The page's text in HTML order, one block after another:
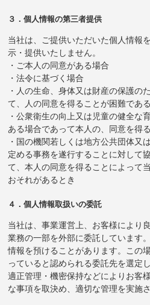
３．個人情報の第三者提供
当社は、ご提供いただいた個人情報
示・提供いたしません。
・ご本人の同意がある場合
・法令に基づく場合
・人の生命、身体又は財産の保護の
て、人の同意を得ることが困難であ
・公衆衛生の向上又は児童の健全な
ある場合であって本人の、同意を得
・国の機関若しくは地方公共団体又
定める事務を遂行することに対して
て、本人の同意を得ることによって
おそれがあるとき
４．個人情報取扱いの委託
当社は、事業運営上、お客様により
業務の一部を外部に委託しています
情報を預けることがあります。この
っていると認められる委託先を選定
適正管理・機密保持などによりお客
な事項を取決め、適切な管理を実施さ